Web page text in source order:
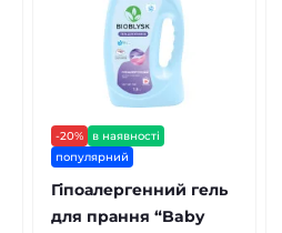
-20%
в наявності
популярний
Гіпоалергенний гель
для прання “Baby